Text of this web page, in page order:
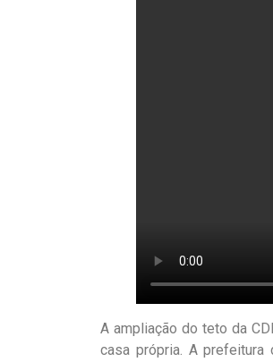
A ampliação do teto da
casa própria. A prefeitura